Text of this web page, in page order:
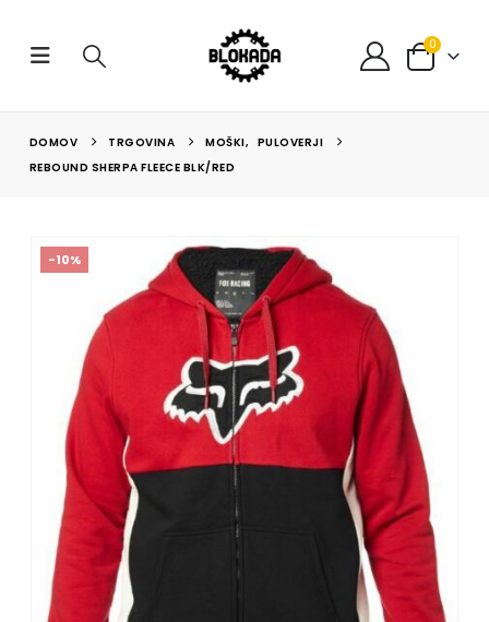
0
DOMOV TRGOVINA MOŠKI, PULOVERJI
REBOUND SHERPA FLEECE BLK/RED
-10%